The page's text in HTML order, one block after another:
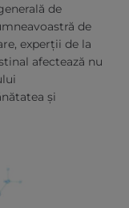
de
de
experții de la
afectează nu
și